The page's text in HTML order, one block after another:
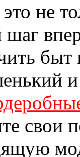
не
шаг
свои